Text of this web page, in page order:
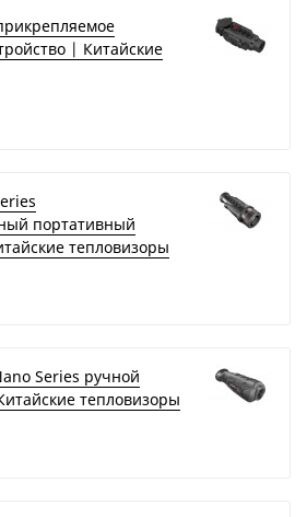
| Китайские
портативный
тепловизоры
Series ручной
тепловизоры